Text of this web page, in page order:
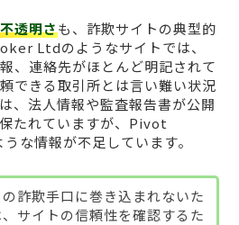
透明さも、詐欺サイトの典型的
Ltdのようなサイトでは、
、連絡先がほとんど明記されて
できる取引所とは言い難い状況
、法人情報や監査報告書が公開
たれていますが、Pivot
な情報が不足しています。
の詐欺手口に巻き込まれないた
サイトの信頼性を確認するた